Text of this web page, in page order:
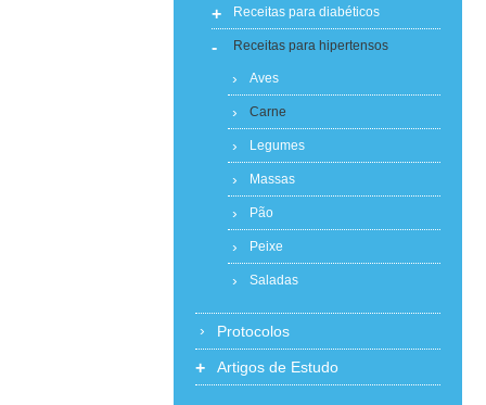
+ Receitas para diabéticos
- Receitas para hipertensos
Aves
Carne
Legumes
Massas
Pão
Peixe
Saladas
Protocolos
+ Artigos de Estudo